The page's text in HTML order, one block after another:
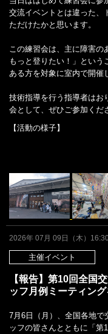
交流イベントとは違った、
ただけたかと思います。
この練習会は、主に障害の
もっと登りたい！」とい
ある方を対象に室内で開催
技術指導を行う指導者はお
会として、ぜひご参加くだ
【活動の様子】
2026年 07月 09日（木）
主催イベント
【報告】第10回全国
ッフ月例ミーティン
7月6日（月）、全国各地で
ッフの皆さんとともに「第